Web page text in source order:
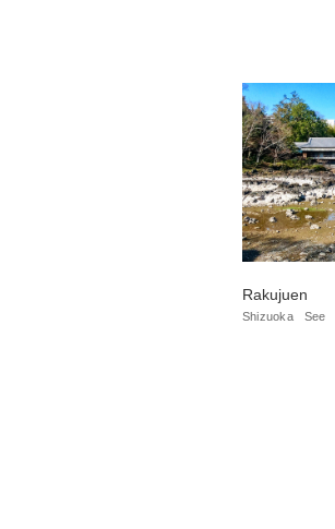
Rakujuen
Shizuoka See